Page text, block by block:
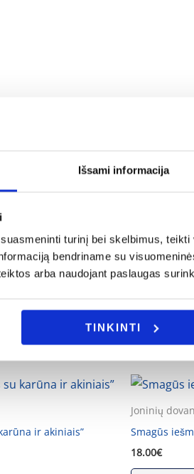
Išsami informacija
turinį bei skelbimus,
bendriname su
arba naudojant paslaugas
TINKINTI
info@evadeco.net
domina individualus
ir akiniais”
Joninių
Smagūs
18.00€